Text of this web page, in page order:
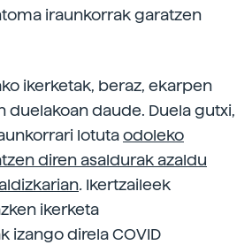
iraunkorrak garatzen
ikerketak, beraz, ekarpen
duelakoan daude. Duela gutxi,
lotutaodoleko
diren asaldurak azaldu
aldizkarian. Ikertzaileek
ikerketa
izango direla COVID